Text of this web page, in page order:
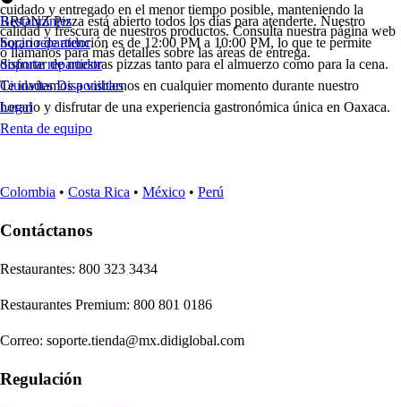
cuidado y entregado en el menor tiempo posible, manteniendo la
calidad y frescura de nuestros productos. Consulta nuestra página web
o llámanos para más detalles sobre las áreas de entrega.
BRONZ Pizza está abierto todos los días para atenderte. Nuestro
horario de atención es de 12:00 PM a 10:00 PM, lo que te permite
disfrutar de nuestras pizzas tanto para el almuerzo como para la cena.
Te invitamos a visitarnos en cualquier momento durante nuestro
horario y disfrutar de una experiencia gastronómica única en Oaxaca.
Restaurantes
Socio repartidor
Soporte repartidor
Ciudades Disponibles
Legal
Renta de equipo
Colombia • Costa Rica • México • Perú
Contáctanos
Restaurantes: 800 323 3434
Restaurantes Premium: 800 801 0186
Correo: soporte.tienda@mx.didiglobal.com
Regulación